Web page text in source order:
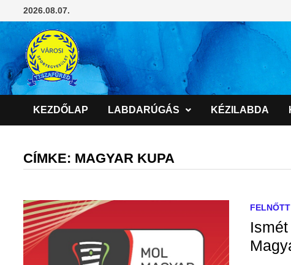
to
2026.08.07.
KEZDŐLAP LABDARÚGÁS KÉZILABDA
CÍMKE: MAGYAR KUPA